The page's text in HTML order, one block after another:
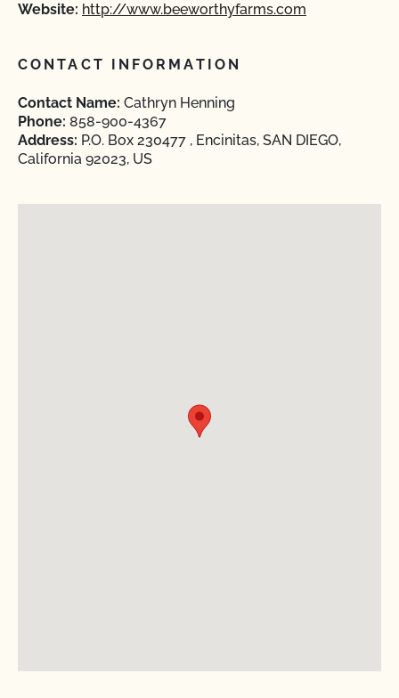
Website: http://www.beeworthyfarms.com
CONTACT INFORMATION
Contact Name: Cathryn Henning
Phone: 858-900-4367
Address: P.O. Box 230477 , Encinitas, SAN DIEGO,
California 92023, US